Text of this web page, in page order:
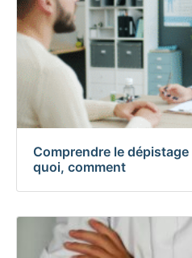
Comprendre le
quoi, comment